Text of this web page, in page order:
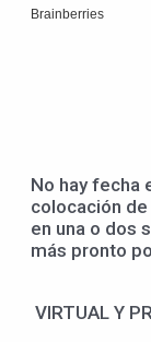
No hay fecha
colocación
en una o dos
más pronto
VIRTUAL Y